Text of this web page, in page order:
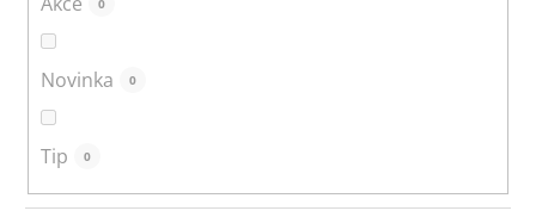
0
Novinka 0
Tip 0